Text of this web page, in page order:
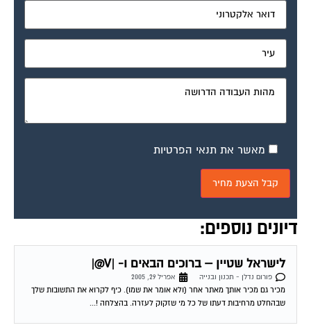
לישראל שטיין – ברוכים הבאים ו- |V@|
פורום נדלן - תכנון ובנייה
אפריל 29, 2005
מכיר גם מכיר אותך מאתר אחר (ולא אומר את שמו). כיף לקרוא את התשובות שלך
שבהחלט מרחיבות דעתו של כל מי שזקוק לעזרה. בהצלחה !...